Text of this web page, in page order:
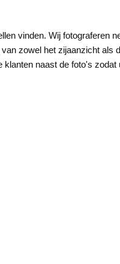
vinden. Wij fotograferen
zowel het zijaanzicht als
klanten naast de foto's zodat